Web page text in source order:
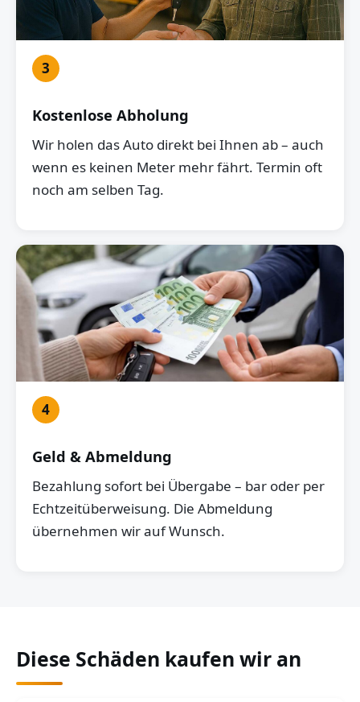
3
Kostenlose Abholung
Wir holen das Auto direkt bei Ihnen ab – auch
wenn es keinen Meter mehr fährt. Termin oft
noch am selben Tag.
4
Geld & Abmeldung
Bezahlung sofort bei Übergabe – bar oder per
Echtzeitüberweisung. Die Abmeldung
übernehmen wir auf Wunsch.
Diese Schäden kaufen wir an